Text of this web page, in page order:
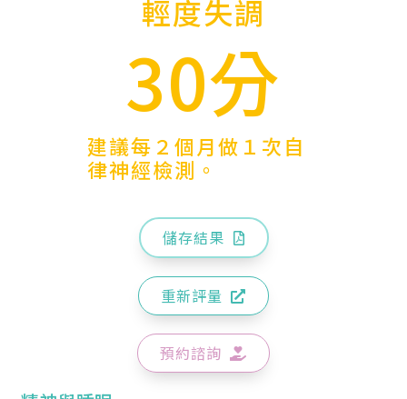
輕度失調
30分
建議每２個月做１次自
律神經檢測。
儲存結果
重新評量
預約諮詢